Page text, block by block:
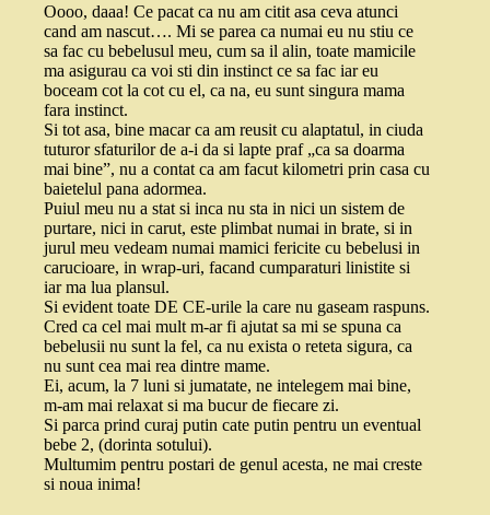
Oooo, daaa! Ce pacat ca nu am citit asa ceva atunci
cand am nascut…. Mi se parea ca numai eu nu stiu ce
sa fac cu bebelusul meu, cum sa il alin, toate mamicile
ma asigurau ca voi sti din instinct ce sa fac iar eu
boceam cot la cot cu el, ca na, eu sunt singura mama
fara instinct.
Si tot asa, bine macar ca am reusit cu alaptatul, in ciuda
tuturor sfaturilor de a-i da si lapte praf „ca sa doarma
mai bine”, nu a contat ca am facut kilometri prin casa cu
baietelul pana adormea.
Puiul meu nu a stat si inca nu sta in nici un sistem de
purtare, nici in carut, este plimbat numai in brate, si in
jurul meu vedeam numai mamici fericite cu bebelusi in
carucioare, in wrap-uri, facand cumparaturi linistite si
iar ma lua plansul.
Si evident toate DE CE-urile la care nu gaseam raspuns.
Cred ca cel mai mult m-ar fi ajutat sa mi se spuna ca
bebelusii nu sunt la fel, ca nu exista o reteta sigura, ca
nu sunt cea mai rea dintre mame.
Ei, acum, la 7 luni si jumatate, ne intelegem mai bine,
m-am mai relaxat si ma bucur de fiecare zi.
Si parca prind curaj putin cate putin pentru un eventual
bebe 2, (dorinta sotului).
Multumim pentru postari de genul acesta, ne mai creste
si noua inima!